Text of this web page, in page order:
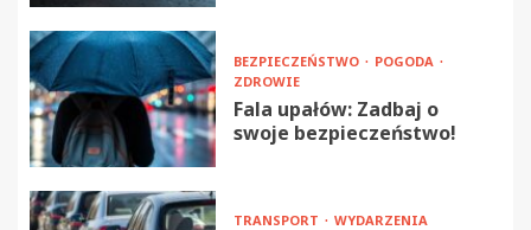
BEZPIECZEŃSTWO
POGODA
ZDROWIE
Fala upałów: Zadbaj o
swoje bezpieczeństwo!
TRANSPORT WYDARZENIA